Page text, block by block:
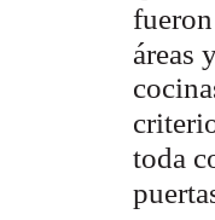
áreas
toda